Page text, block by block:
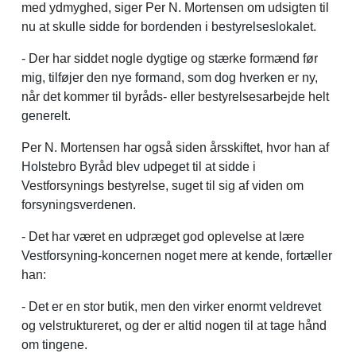
med ydmyghed, siger Per N. Mortensen om udsigten til
nu at skulle sidde for bordenden i bestyrelseslokalet.
- Der har siddet nogle dygtige og stærke formænd før
mig, tilføjer den nye formand, som dog hverken er ny,
når det kommer til byråds- eller bestyrelsesarbejde helt
generelt.
Per N. Mortensen har også siden årsskiftet, hvor han af
Holstebro Byråd blev udpeget til at sidde i
Vestforsynings bestyrelse, suget til sig af viden om
forsyningsverdenen.
- Det har været en udpræget god oplevelse at lære
Vestforsyning-koncernen noget mere at kende, fortæller
han:
- Det er en stor butik, men den virker enormt veldrevet
og velstruktureret, og der er altid nogen til at tage hånd
om tingene.